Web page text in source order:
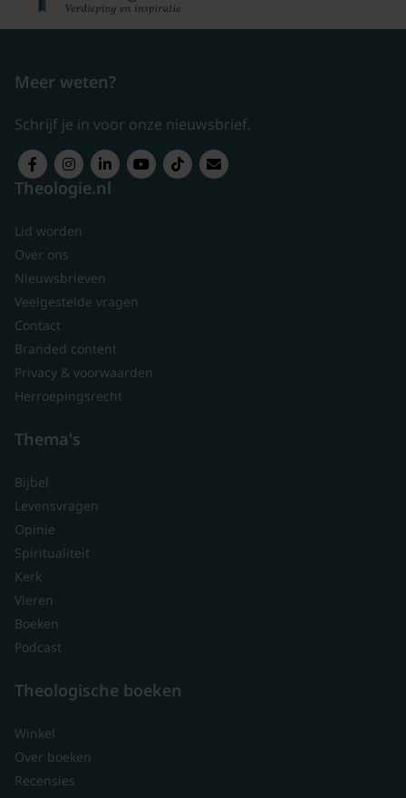
Meer weten?
Schrijf je in voor onze nieuwsbrief.
Theologie.nl
Lid worden
Over ons
Nieuwsbrieven
Veelgestelde vragen
Contact
Branded content
Privacy & voorwaarden
Herroepingsrecht
Thema's
Bijbel
Levensvragen
Opinie
Spiritualiteit
Kerk
Vieren
Boeken
Podcast
Theologische boeken
Winkel
Over boeken
Recensies